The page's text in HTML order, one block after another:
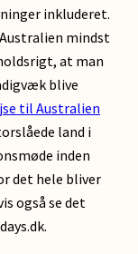
inkluderet.
mindst
at man
blive
til Australien
land i
inden
det hele bliver
også se det